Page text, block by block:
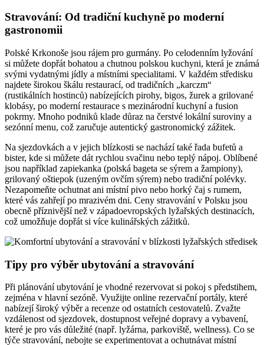
Stravování: Od tradiční kuchyně po moderní
gastronomii
Polské Krkonoše jsou rájem pro gurmány. Po celodenním lyžování
si můžete dopřát bohatou a chutnou polskou kuchyni, která je známá
svými vydatnými jídly a místními specialitami. V každém středisku
najdete širokou škálu restaurací, od tradičních „karczm“
(rustikálních hostinců) nabízejících pirohy, bigos, žurek a grilované
klobásy, po moderní restaurace s mezinárodní kuchyní a fusion
pokrmy. Mnoho podniků klade důraz na čerstvé lokální suroviny a
sezónní menu, což zaručuje autentický gastronomický zážitek.
Na sjezdovkách a v jejich blízkosti se nachází také řada bufetů a
bister, kde si můžete dát rychlou svačinu nebo teplý nápoj. Oblíbené
jsou například zapiekanka (polská bageta se sýrem a žampiony),
grilovaný oštiepok (uzeným ovčím sýrem) nebo tradiční polévky.
Nezapomeňte ochutnat ani místní pivo nebo horký čaj s rumem,
které vás zahřejí po mrazivém dni. Ceny stravování v Polsku jsou
obecně příznivější než v západoevropských lyžařských destinacích,
což umožňuje dopřát si více kulinářských zážitků.
Tipy pro výběr ubytování a stravování
Při plánování ubytování je vhodné rezervovat si pokoj s předstihem,
zejména v hlavní sezóně. Využijte online rezervační portály, které
nabízejí široký výběr a recenze od ostatních cestovatelů. Zvažte
vzdálenost od sjezdovek, dostupnost veřejné dopravy a vybavení,
které je pro vás důležité (např. lyžárna, parkoviště, wellness). Co se
týče stravování, nebojte se experimentovat a ochutnávat místní